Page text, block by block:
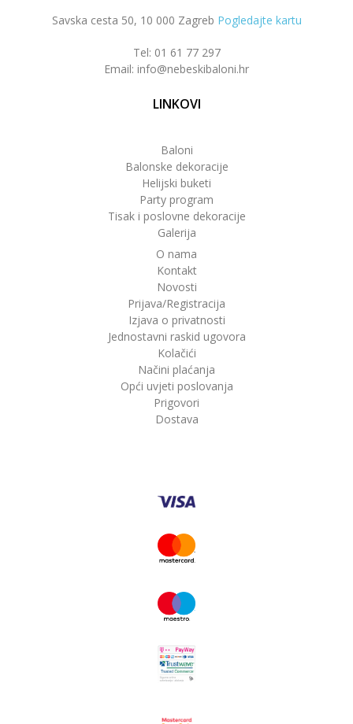
Savska cesta 50, 10 000 Zagreb Pogledajte kartu
Tel: 01 61 77 297
Email: info@nebeskibaloni.hr
LINKOVI
Baloni
Balonske dekoracije
Helijski buketi
Party program
Tisak i poslovne dekoracije
Galerija
O nama
Kontakt
Novosti
Prijava/Registracija
Izjava o privatnosti
Jednostavni raskid ugovora
Kolačići
Načini plaćanja
Opći uvjeti poslovanja
Prigovori
Dostava